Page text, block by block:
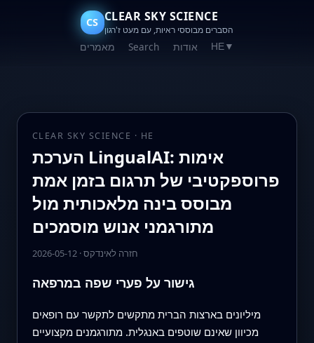
CS CLEAR SKY SCIENCE
הסברים מבוססי ראיות, עם מעט ז'רגון
מאמרים Search אודות HE▼
CLEAR SKY SCIENCE · HE
הערכת LingualAI: אימות
פרוספקטיבי של תרגום בזמן אמת
מבוסס בינה מלאכותית מול
מתורגמני אנוש מוסמכים
2026-05-12·חזרה לאינדקס
גישור על פערי שפה במרפאה
מיליונים בארצות הברית מתקשים לתקשר עם רופאים
מכיוון שאינם שוטפים באנגלית. מתורגמנים מקצועיים